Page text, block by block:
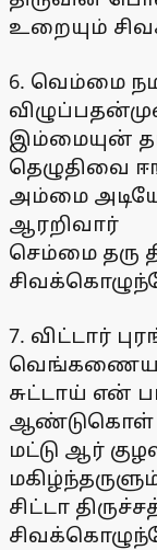
உறையும்
6. வெம்மை
இம்மையுன்
தெழுதிவை
அம்மை
ஆரறிவார்
செம்மை தரு
7. விட்டார்
சுட்டாய் என்
ஆண்டுகொள்
மட்டு ஆர்
சிட்டா